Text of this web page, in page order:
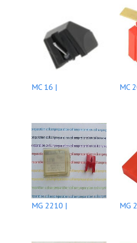
MC 16 | MC
MG 2210 | MG